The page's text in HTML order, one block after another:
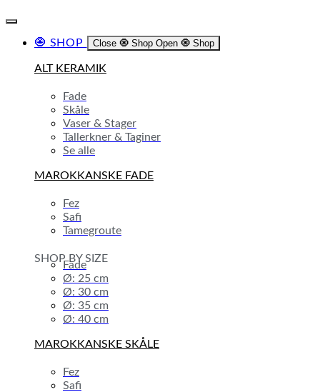
🧿 SHOP Close 🧿 Shop Open 🧿 Shop
ALT KERAMIK
Fade
Skåle
Vaser & Stager
Tallerkner & Taginer
Se alle
MAROKKANSKE FADE
Fez
Safi
Tamegroute
SHOP BY SIZE
Fade
Ø: 25 cm
Ø: 30 cm
Ø: 35 cm
Ø: 40 cm
MAROKKANSKE SKÅLE
Fez
Safi